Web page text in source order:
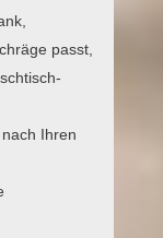
passt,
Ihren